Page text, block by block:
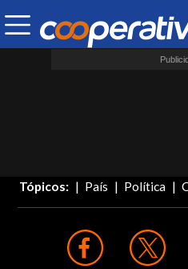
Tópicos: País Política